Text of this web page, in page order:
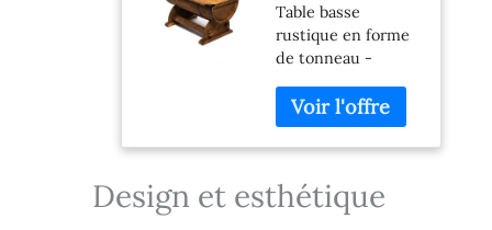
de tonneau
rustique en
bois massif,
stable, style
vintage et
industriel, pour
salon, hommes
et femmes, 80
x 50,5 x 47 cm
Table basse
rustique en forme
de tonneau -
fonctionnalité
uniques - Notre
table de salon en
tonneau allie style
vintage et
Design et esthétique